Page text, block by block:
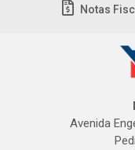
Notas
Avenida